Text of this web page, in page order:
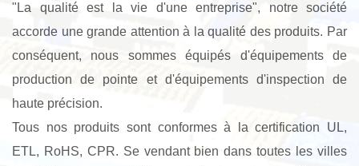
"La qualité est la vie d'une entreprise", notre société
accorde une grande attention à la qualité des produits. Par
conséquent, nous sommes équipés d'équipements de
production de pointe et d'équipements d'inspection de
haute précision.
Tous nos produits sont conformes à la certification UL,
ETL, RoHS, CPR. Se vendant bien dans toutes les villes